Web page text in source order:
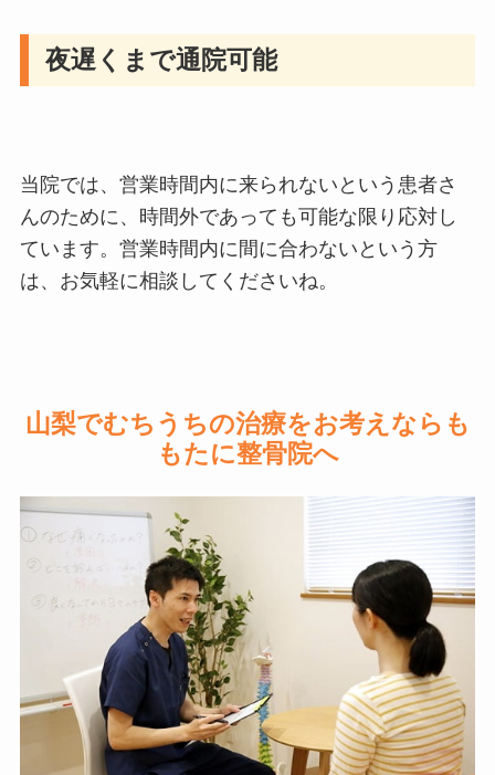
夜遅くまで通院可能
当院では、営業時間内に来られないという患者さ
んのために、時間外であっても可能な限り応対し
ています。営業時間内に間に合わないという方
は、お気軽に相談してくださいね。
山梨でむちうちの治療をお考えならも
もたに整骨院へ